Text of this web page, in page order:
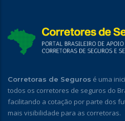
Corretoras de Seguros é uma
todos os corretores de seguros do
facilitando a cotação por parte dos
mais visibilidade para as corretoras.